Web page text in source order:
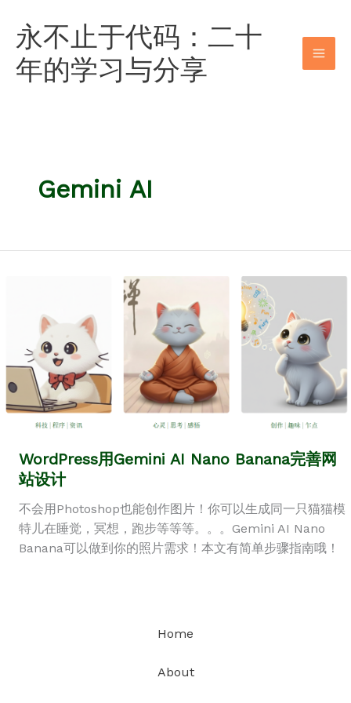
永不止于代码：二十
年的学习与分享
Gemini AI
WordPress用Gemini AI Nano Banana完善网
站设计
不会用Photoshop也能创作图片！你可以生成同一只猫猫模
特儿在睡觉，冥想，跑步等等等。。。Gemini AI Nano
Banana可以做到你的照片需求！本文有简单步骤指南哦！
Home
About